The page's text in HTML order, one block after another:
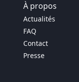
À propos
Actualités
FAQ
Contact
Presse